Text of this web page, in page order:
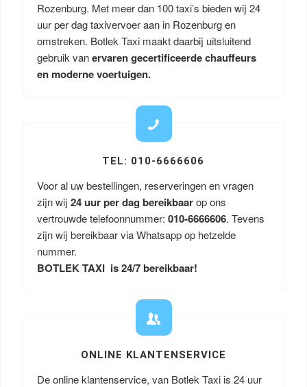
Rozenburg. Met meer dan 100 taxi’s bieden wij 24
uur per dag taxivervoer aan in Rozenburg en
omstreken. Botlek Taxi maakt daarbij uitsluitend
gebruik vanervaren gecertificeerde chauffeurs
en moderne voertuigen.
TEL: 010-6666606
Voor al uw bestellingen, reserveringen en vragen
zijn wij 24 uur per dag bereikbaarop ons
vertrouwde telefoonnummer: 010-6666606. Tevens
zijn wij bereikbaar via Whatsapp op hetzelde
nummer.
BOTLEK TAXI is 24/7 bereikbaar!
ONLINE KLANTENSERVICE
De online klantenservice, van Botlek Taxi is 24 uur